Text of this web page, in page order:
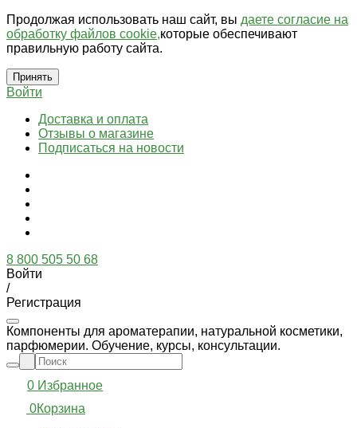
Продолжая использовать наш сайт, вы даете согласие на
обработку файлов cookie,которые обеспечивают
правильную работу сайта.
Принять
Войти
Доставка и оплата
Отзывы о магазине
Подписаться на новости
8 800 505 50 68
Войти
/
Регистрация
Компоненты для ароматерапии, натуральной косметики,
парфюмерии. Обучение, курсы, консультации.
0 Избранное
0Корзина